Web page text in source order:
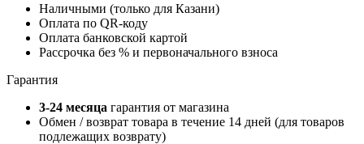
Наличными (только для Казани)
Оплата по QR-коду
Оплата банковской картой
Рассрочка без % и первоначального взноса
Гарантия
3-24 месяца гарантия от магазина
Обмен / возврат товара в течение 14 дней (для товаров
подлежащих возврату)